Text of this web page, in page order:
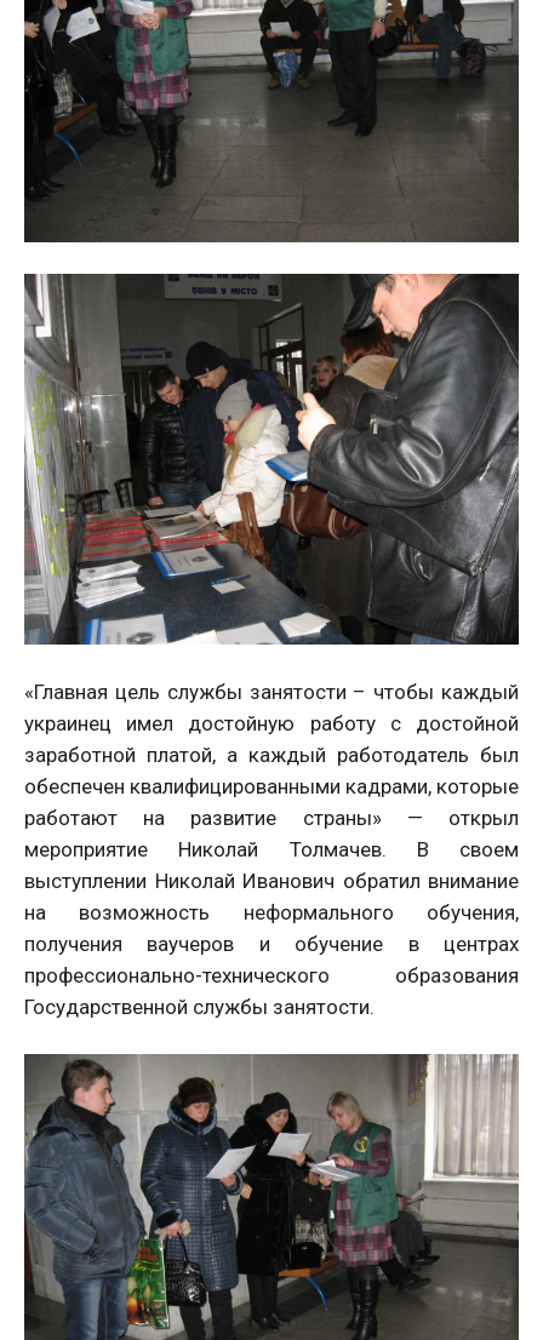
«Главная цель службы занятости – чтобы каждый
украинец имел достойную работу с достойной
заработной платой, а каждый работодатель был
обеспечен квалифицированными кадрами, которые
работают на развитие страны» — открыл
мероприятие Николай Толмачев. В своем
выступлении Николай Иванович обратил внимание
на возможность неформального обучения,
получения ваучеров и обучение в центрах
профессионально-технического образования
Государственной службы занятости.